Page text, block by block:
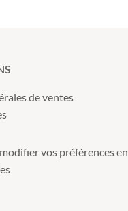
de ventes
vos préférences en